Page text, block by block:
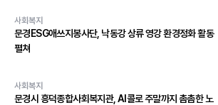
사회복지
문경ESG애쓰지봉사단, 낙동강 상류 영강 환경정화 활동
펼쳐
사회복지
문경시 흥덕종합사회복지관, AI콜로 주말까지 촘촘한 노